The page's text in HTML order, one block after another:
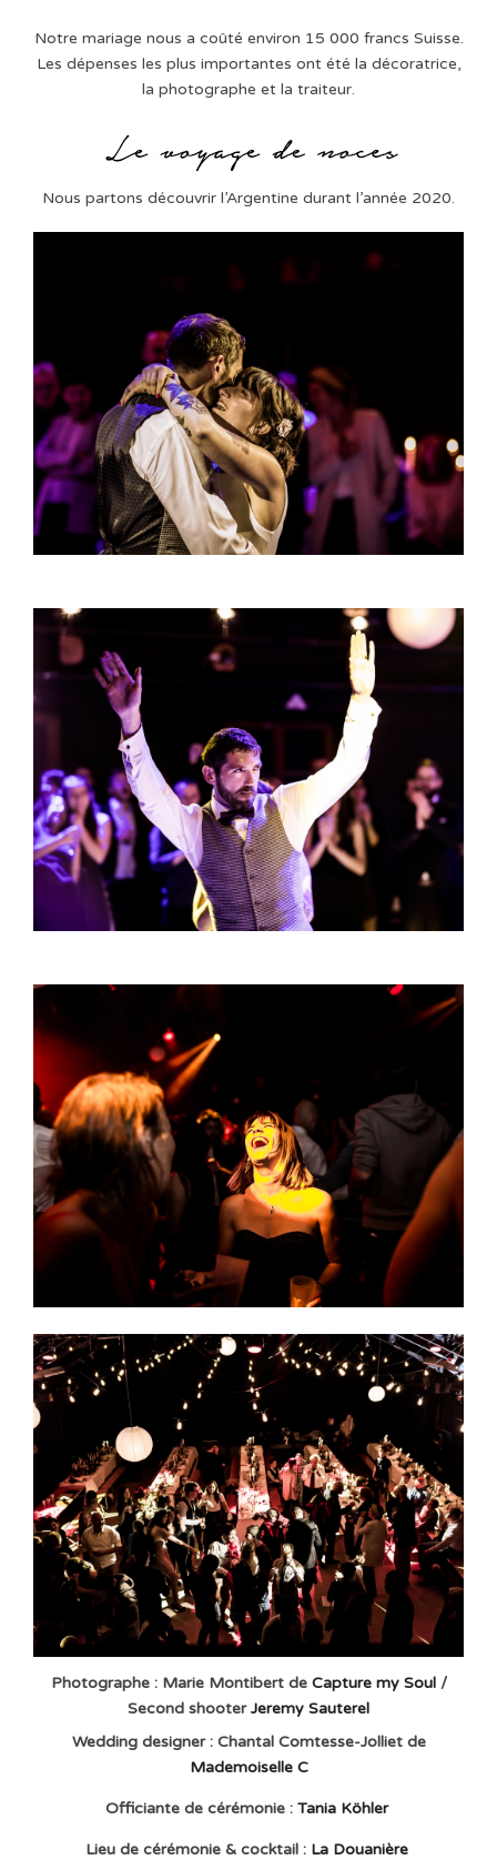
Notre mariage nous a coûté environ 15 000 francs Suisse.
Les dépenses les plus importantes ont été la décoratrice,
la photographe et la traiteur.
Nous partons découvrir l’Argentine durant l’année 2020.
Photographe : Marie Montibert deCapture my Soul /
Second shooterJeremy Sauterel
Wedding designer : Chantal Comtesse-Jolliet de
Mademoiselle C
Officiante de cérémonie : Tania Köhler
Lieu de cérémonie & cocktail :La Douanière